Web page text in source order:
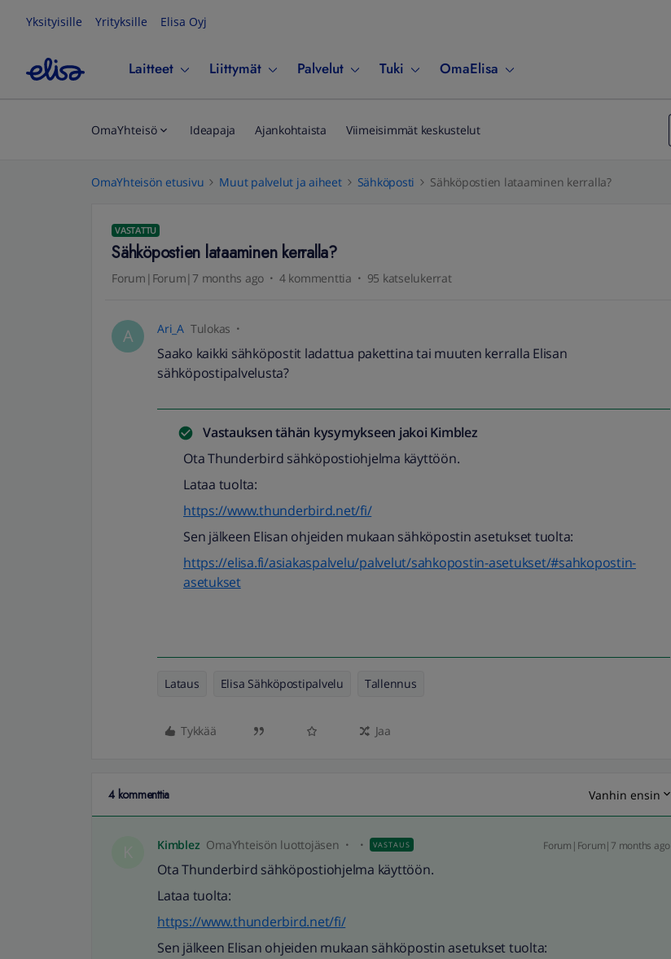
Yksityisille Yrityksille Elisa Oyj
Laitteet Liittymät Palvelut Tuki OmaElisa
OmaYhteisö Ideapaja Ajankohtaista Viimeisimmät keskustelut
OmaYhteisön etusivu Muut palvelut ja aiheet Sähköposti Sähköpostien lataaminen kerralla?
VASTATTU
Sähköpostien lataaminen kerralla?
Forum|Forum|7 months ago 4 kommenttia 95 katselukerrat
A Ari_A Tulokas
Saako kaikki sähköpostit ladattua pakettina tai muuten kerralla Elisan
sähköpostipalvelusta?
Vastauksen tähän kysymykseen jakoi Kimblez
Ota Thunderbird sähköpostiohjelma käyttöön.
Lataa tuolta:
https://www.thunderbird.net/fi/
Sen jälkeen Elisan ohjeiden mukaan sähköpostin asetukset tuolta:
https://elisa.fi/asiakaspalvelu/palvelut/sahkopostin-asetukset/#sahkopostin-
asetukset
Lataus Elisa Sähköpostipalvelu Tallennus
Tykkää Jaa
4 kommenttia Vanhin ensin
Kimblez OmaYhteisön luottojäsen VASTAUS Forum|Forum|7 months ago
Ota Thunderbird sähköpostiohjelma käyttöön.
Lataa tuolta:
https://www.thunderbird.net/fi/
Sen jälkeen Elisan ohjeiden mukaan sähköpostin asetukset tuolta: